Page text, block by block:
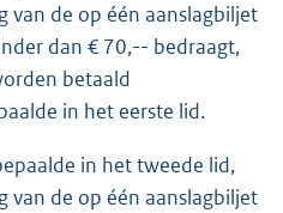
van de op één aanslagbiljet
dan € 70,-- bedraagt,
betaald
in het eerste lid.
in het tweede lid,
van de op één aanslagbiljet